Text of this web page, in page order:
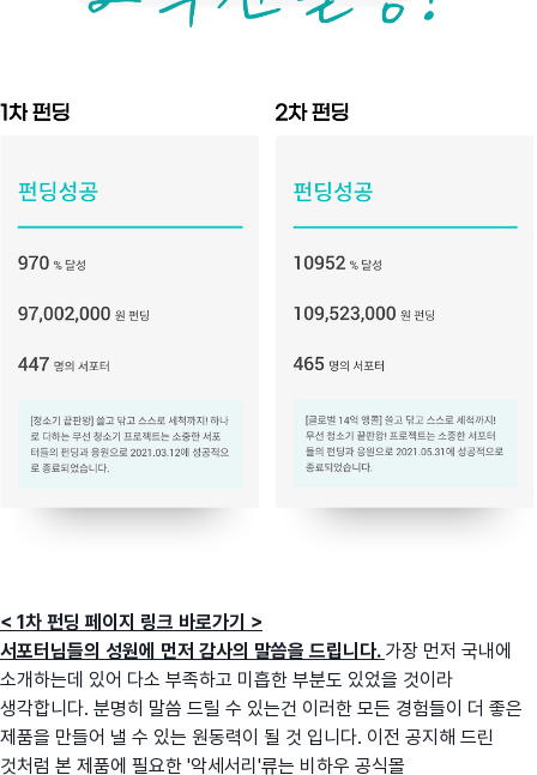
< 1차 펀딩 페이지 링크 바로가기 >
서포터님들의 성원에 먼저 감사의 말씀을 드립니다. 가장 먼저 국내에
소개하는데 있어 다소 부족하고 미흡한 부분도 있었을 것이라
생각합니다. 분명히 말씀 드릴 수 있는건 이러한 모든 경험들이 더 좋은
제품을 만들어 낼 수 있는 원동력이 될 것 입니다. 이전 공지해 드린
것처럼 본 제품에 필요한 '악세서리'류는 비하우 공식몰